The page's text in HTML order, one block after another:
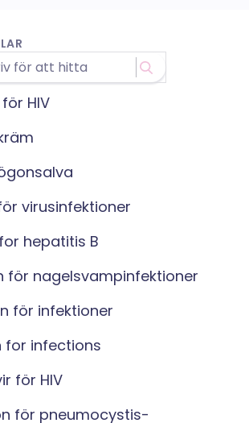
HIV
virusinfektioner
hepatitis B
för nagelsvampinfektioner
för infektioner
for infections
för HIV
för pneumocystis-